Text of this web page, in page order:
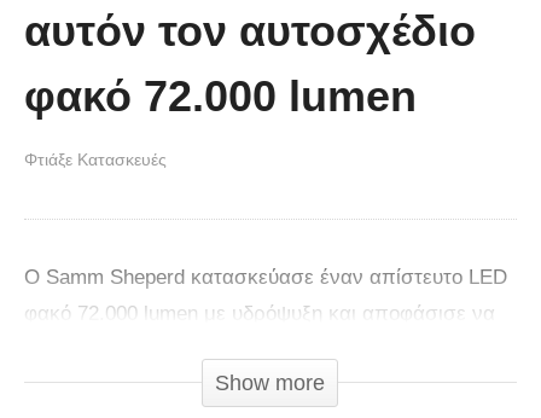
Χειροποίητα Κοσμήματα από
σίδερο σιδερώματος!
αυτόν τον αυτοσχέδιο
φακό 72.000 lumen
Φτιάξε Κατασκευές
Ο Samm Sheperd κατασκεύασε έναν απίστευτο LED
φακό 72.000 lumen με υδρόψυξη και αποφάσισε να
Show more